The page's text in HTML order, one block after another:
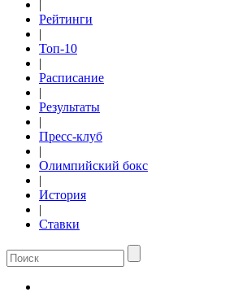
|
Рейтинги
|
Топ-10
|
Расписание
|
Результаты
|
Пресс-клуб
|
Олимпийский бокс
|
История
|
Ставки